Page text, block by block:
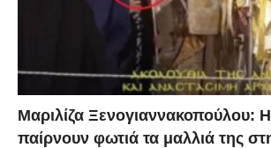
Μαριλίζα Ξενογιαννακοπούλου:
παίρνουν φωτιά τα μαλλιά της